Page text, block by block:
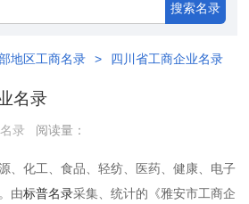
搜索名录
地区工商名录 > 四川省工商企业名录
名录
录 阅读量：
、化工、食品、轻纺、医药、健康、电子
由标普名录采集、统计的《雅安市工商企